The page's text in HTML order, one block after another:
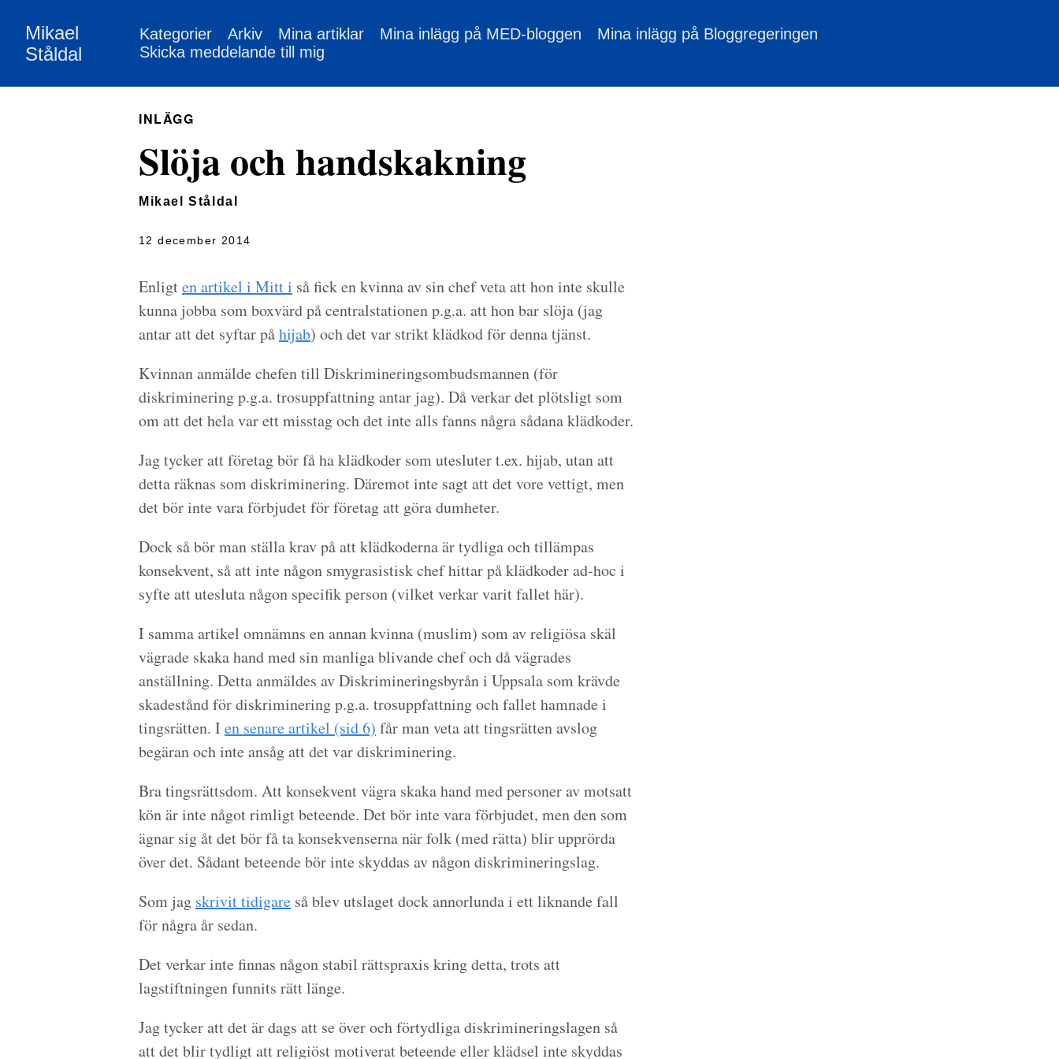
Mikael
Ståldal
Kategorier Arkiv Mina artiklar Mina inlägg på MED-bloggen
Mina inlägg på Bloggregeringen
Skicka meddelande till mig
INLÄGG
Slöja och handskakning
Mikael Ståldal
12 december 2014
Enligten artikel i Mitt i så fick en kvinna av sin chef veta att hon inte skulle
kunna jobba som boxvärd på centralstationen p.g.a. att hon bar slöja (jag
antar att det syftar påhijab) och det var strikt klädkod för denna tjänst.
Kvinnan anmälde chefen till Diskrimineringsombudsmannen (för
diskriminering p.g.a. trosuppfattning antar jag). Då verkar det plötsligt som
om att det hela var ett misstag och det inte alls fanns några sådana klädkoder.
Jag tycker att företag bör få ha klädkoder som utesluter t.ex. hijab, utan att
detta räknas som diskriminering. Däremot inte sagt att det vore vettigt, men
det bör inte vara förbjudet för företag att göra dumheter.
Dock så bör man ställa krav på att klädkoderna är tydliga och tillämpas
konsekvent, så att inte någon smygrasistisk chef hittar på klädkoder ad-hoc i
syfte att utesluta någon specifik person (vilket verkar varit fallet här).
I samma artikel omnämns en annan kvinna (muslim) som av religiösa skäl
vägrade skaka hand med sin manliga blivande chef och då vägrades
anställning. Detta anmäldes av Diskrimineringsbyrån i Uppsala som krävde
skadestånd för diskriminering p.g.a. trosuppfattning och fallet hamnade i
tingsrätten. I en senare artikel (sid 6) får man veta att tingsrätten avslog
begäran och inte ansåg att det var diskriminering.
Bra tingsrättsdom. Att konsekvent vägra skaka hand med personer av motsatt
kön är inte något rimligt beteende. Det bör inte vara förbjudet, men den som
ägnar sig åt det bör få ta konsekvenserna när folk (med rätta) blir upprörda
över det. Sådant beteende bör inte skyddas av någon diskrimineringslag.
Som jag skrivit tidigare så blev utslaget dock annorlunda i ett liknande fall
för några år sedan.
Det verkar inte finnas någon stabil rättspraxis kring detta, trots att
lagstiftningen funnits rätt länge.
Jag tycker att det är dags att se över och förtydliga diskrimineringslagen så
att det blir tydligt att religiöst motiverat beteende eller klädsel inte skyddas